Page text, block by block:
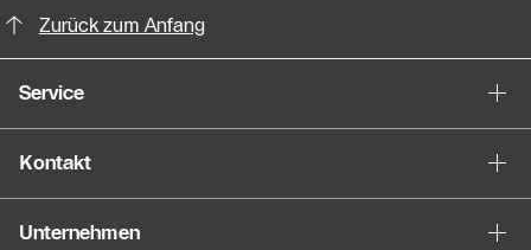
Zurück zum Anfang
Service
Kontakt
Unternehmen